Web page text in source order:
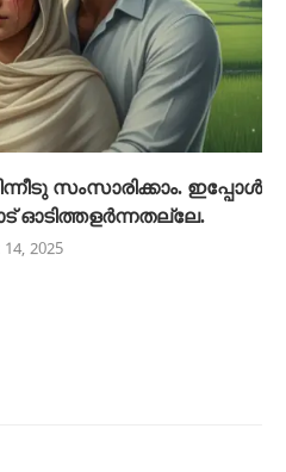
സംസാരിക്കാം. ഇപ്പോൾ
ഓടിത്തളർന്നതല്ലേ.
2025